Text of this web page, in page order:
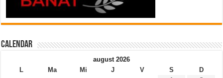
Calendar
august 2026
L
Ma Mi J V S
D